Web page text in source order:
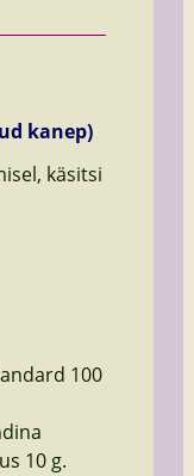
kanep)
käsitsi
100
10 g.